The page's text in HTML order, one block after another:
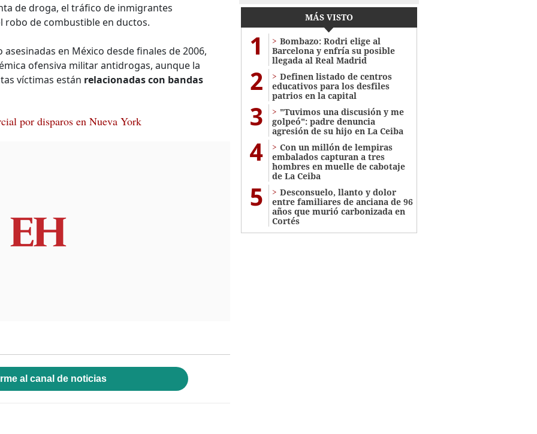
de droga, el tráfico de inmigrantes
robo de combustible en ductos.
en México desde finales de 2006,
ofensiva militar antidrogas, aunque la
víctimas están relacionadas con bandas
por disparos en Nueva York
al canal de noticias
MÁS VISTO
1
Bombazo: Rodri elige al
Barcelona y enfría su posible
llegada al Real Madrid
2
Definen listado de centros
educativos para los desfiles
patrios en la capital
3
"Tuvimos una discusión y me
golpeó": padre denuncia
agresión de su hijo en La Ceiba
4
Con un millón de lempiras
embalados capturan a tres
hombres en muelle de cabotaje
de La Ceiba
5
​​​​Desconsuelo, llanto y dolor
entre familiares de anciana de 96
años que murió carbonizada en
Cortés